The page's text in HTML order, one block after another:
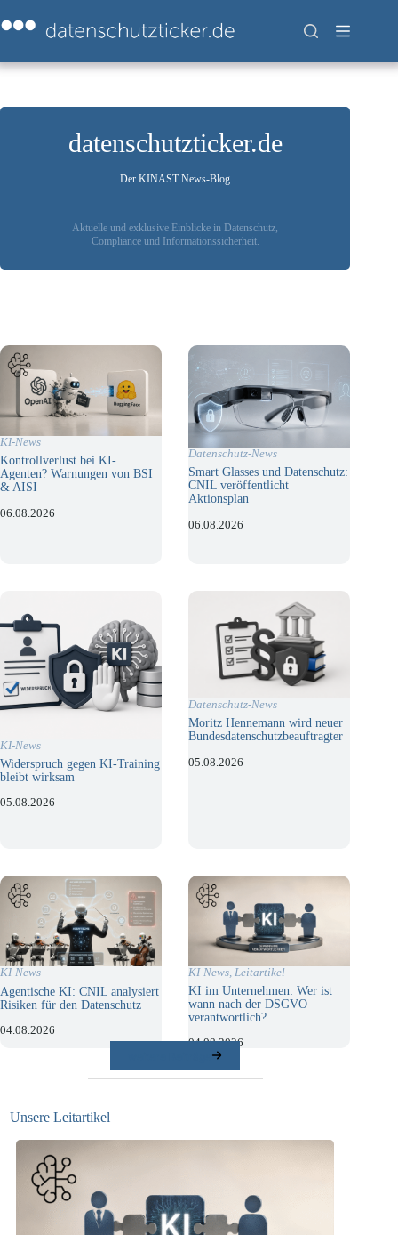
Inhalt
springen
datenschutzticker.de
Der KINAST News-Blog
Aktuelle und exklusive Einblicke in Datenschutz,
Compliance und Informationssicherheit.
KI-News
Kontrollverlust bei KI-
Agenten? Warnungen von BSI
& AISI
06.08.2026
Datenschutz-News
Smart Glasses und Datenschutz:
CNIL veröffentlicht
Aktionsplan
06.08.2026
KI-News
Widerspruch gegen KI-Training
bleibt wirksam
05.08.2026
Datenschutz-News
Moritz Hennemann wird neuer
Bundesdatenschutzbeauftragter
05.08.2026
KI-News
Agentische KI: CNIL analysiert
Risiken für den Datenschutz
04.08.2026
KI-News,Leitartikel
KI im Unternehmen: Wer ist
wann nach der DSGVO
verantwortlich?
04.08.2026
Unsere Leitartikel